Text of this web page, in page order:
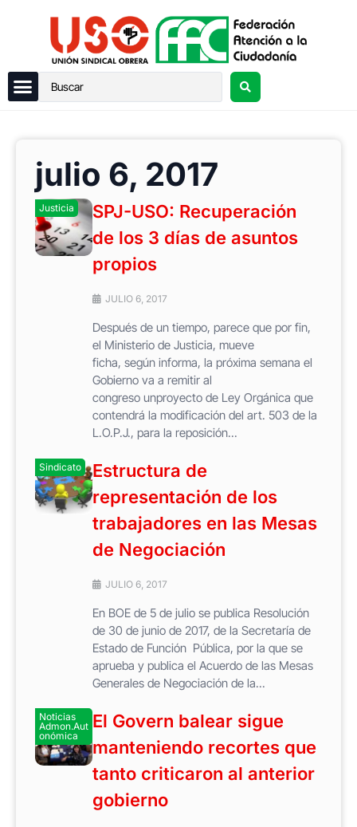
julio 6, 2017
Justicia
SPJ-USO: Recuperación
de los 3 días de asuntos
propios
JULIO 6, 2017
Después de un tiempo, parece que por fin,
el Ministerio de Justicia, mueve
ficha, según informa, la próxima semana el
Gobierno va a remitir al
congreso unproyecto de Ley Orgánica que
contendrá la modificación del art. 503 de la
L.O.P.J., para la reposición...
Sindicato
Estructura de
representación de los
trabajadores en las Mesas
de Negociación
JULIO 6, 2017
En BOE de 5 de julio se publica Resolución
de 30 de junio de 2017, de la Secretaría de
Estado de Función Pública, por la que se
aprueba y publica el Acuerdo de las Mesas
Generales de Negociación de la...
Noticias
Admon.Aut
onómica
El Govern balear sigue
manteniendo recortes que
tanto criticaron al anterior
gobierno